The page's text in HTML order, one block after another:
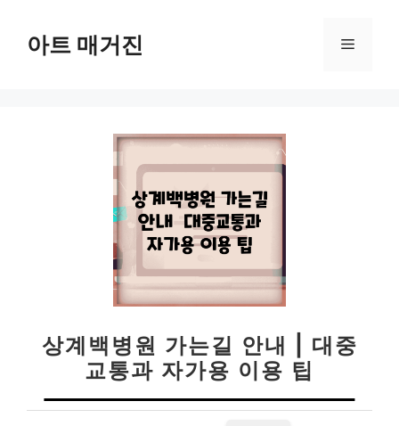
아트 매거진 메
상계백병원 가는길 안내 | 대중
교통과 자가용 이용 팁